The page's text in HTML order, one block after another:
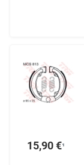
15,90 €¹